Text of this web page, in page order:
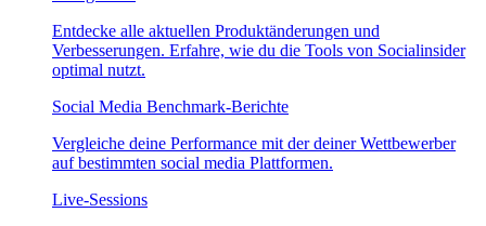
Entdecke alle aktuellen Produktänderungen und
Verbesserungen. Erfahre, wie du die Tools von Socialinsider
optimal nutzt.
Social Media Benchmark-Berichte
Vergleiche deine Performance mit der deiner Wettbewerber
auf bestimmten social media Plattformen.
Live-Sessions